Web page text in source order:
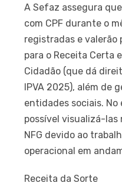
A Sefaz assegura
com CPF durante o
registradas e valerão
para o Receita Certa
Cidadão (que dá
IPVA 2025), além de
entidades sociais.
possível visualizá-las
NFG devido ao
operacional em
Receita da Sorte